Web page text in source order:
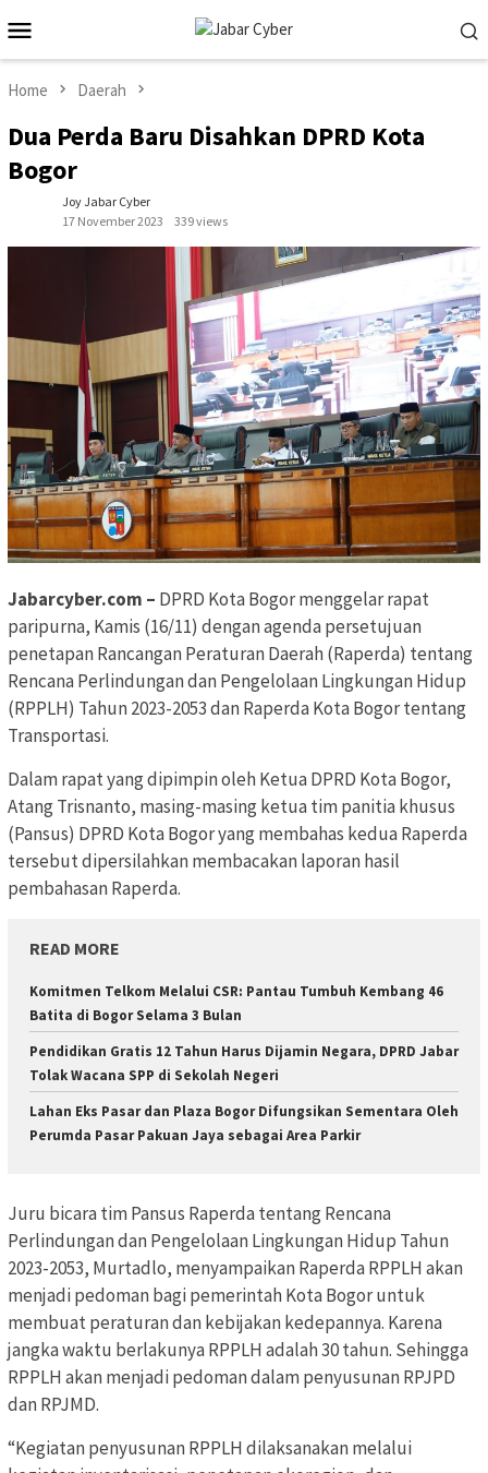
to
contentMenu
Home Daerah
Dua Perda Baru Disahkan DPRD Kota
Bogor
Joy Jabar Cyber
17 November 2023
339 views
Jabarcyber.com – DPRD Kota Bogor menggelar rapat
paripurna, Kamis (16/11) dengan agenda persetujuan
penetapan Rancangan Peraturan Daerah (Raperda) tentang
Rencana Perlindungan dan Pengelolaan Lingkungan Hidup
(RPPLH) Tahun 2023-2053 dan Raperda Kota Bogor tentang
Transportasi.
Dalam rapat yang dipimpin oleh Ketua DPRD Kota Bogor,
Atang Trisnanto, masing-masing ketua tim panitia khusus
(Pansus) DPRD Kota Bogor yang membahas kedua Raperda
tersebut dipersilahkan membacakan laporan hasil
pembahasan Raperda.
READ MORE
Komitmen Telkom Melalui CSR: Pantau Tumbuh Kembang 46
Batita di Bogor Selama 3 Bulan
Pendidikan Gratis 12 Tahun Harus Dijamin Negara, DPRD Jabar
Tolak Wacana SPP di Sekolah Negeri
Lahan Eks Pasar dan Plaza Bogor Difungsikan Sementara Oleh
Perumda Pasar Pakuan Jaya sebagai Area Parkir
Juru bicara tim Pansus Raperda tentang Rencana
Perlindungan dan Pengelolaan Lingkungan Hidup Tahun
2023-2053, Murtadlo, menyampaikan Raperda RPPLH akan
menjadi pedoman bagi pemerintah Kota Bogor untuk
membuat peraturan dan kebijakan kedepannya. Karena
jangka waktu berlakunya RPPLH adalah 30 tahun. Sehingga
RPPLH akan menjadi pedoman dalam penyusunan RPJPD
dan RPJMD.
“Kegiatan penyusunan RPPLH dilaksanakan melalui